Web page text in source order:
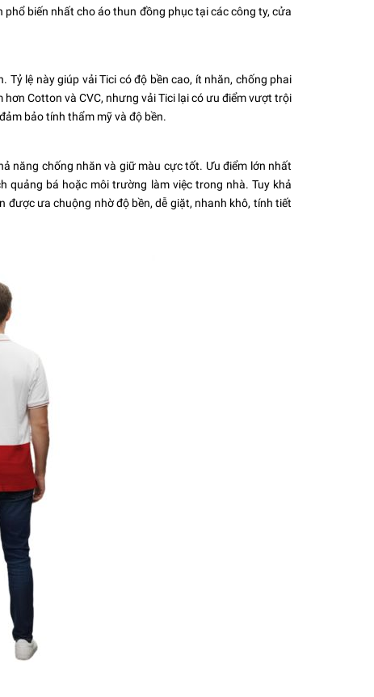
biến nhất cho áo thun đồng phục tại các công ty, cửa
Tỷ lệ này giúp vải Tici có độ bền cao, ít nhăn, chống phai
Cotton và CVC, nhưng vải Tici lại có ưu điểm vượt trội
bảo tính thẩm mỹ và độ bền.
năng chống nhăn và giữ màu cực tốt. Ưu điểm lớn nhất
quảng bá hoặc môi trường làm việc trong nhà. Tuy khả
được ưa chuộng nhờ độ bền, dễ giặt, nhanh khô, tính tiết